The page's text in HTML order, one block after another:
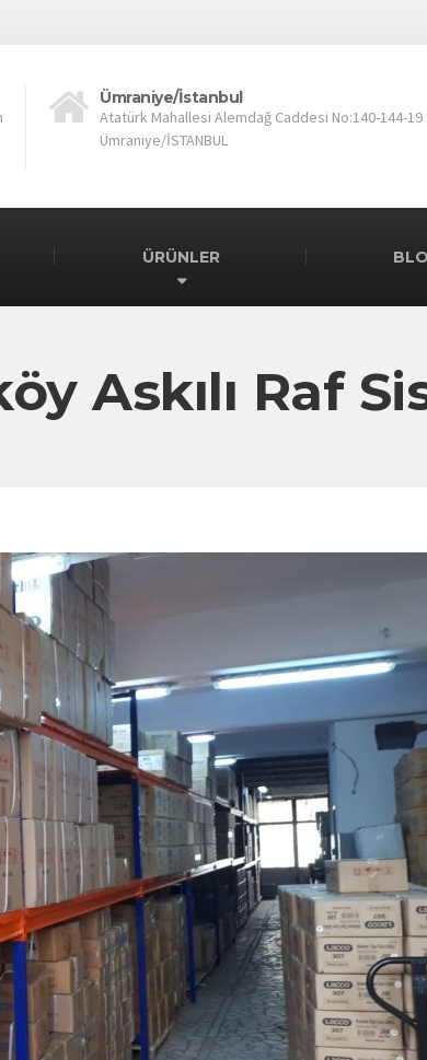
Ümraniye/İstanbul
Atatürk Mahallesi Alemdağ Caddesi No:140-144-19
Ümraniye/İSTANBUL
ÜRÜNLER
Askılı Raf